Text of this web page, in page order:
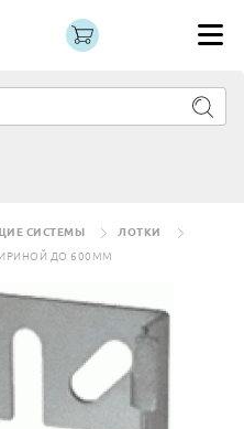
СИСТЕМЫ
ЛОТКИ
ДО 600ММ